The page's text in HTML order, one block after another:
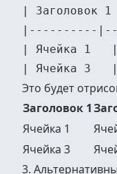
| Заголовок
|----------
| Ячейка 1
Это будет
Заголовок 1
Ячейка 1
Ячейка 3
3.